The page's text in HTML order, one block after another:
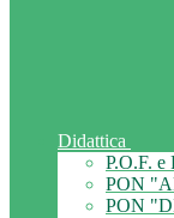
Didattica
P.O.F. e
PON
PON